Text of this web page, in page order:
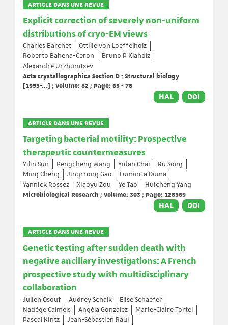
ARTICLE DANS UNE REVUE
Explicit correction of severely non-uniform
distributions of cryo-EM views
Charles Barchet
Ottilie von Loeffelholz
Roberto Bahena-Ceron
Bruno P Klaholz
Alexandre Urzhumtsev
Acta crystallographica Section D : Structural biology
[1993-...] ; Volume: 82 ; Page: 65 - 78
HAL DOI
ARTICLE DANS UNE REVUE
Targeting bacterial motility: Prospective
therapeutic countermeasures
Yilin Sun Pengcheng Wang Yidan Chai
Ru Song
Ming Cheng
Jingrrong Gao
Luminita Duma
Yannick Rossez
Xiaoyu Zou Ye Tao
Huicheng Yang
Microbiological Research ; Volume: 303 ; Page: 128369
HAL DOI
ARTICLE DANS UNE REVUE
Genetic testing after sudden death with
negative ancillary investigations: A French
prospective study with multidisciplinary
collaboration
Julien Osouf Audrey Schalk
Elise Schaefer
Nadège Calmels
Angéla Gonzalez
Marie-Claire Tortel
Pascal Kintz
Jean-Sébastien Raul